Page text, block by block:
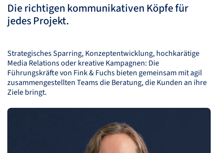
Die richtigen kommunikativen Köpfe für
jedes Projekt.
Strategisches Sparring, Konzeptentwicklung, hochkarätige
Media Relations oder kreative Kampagnen: Die
Führungskräfte von Fink & Fuchs bieten gemeinsam mit agil
zusammengestellten Teams die Beratung, die Kunden an ihre
Ziele bringt.